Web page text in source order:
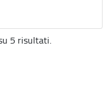
5 risultati.